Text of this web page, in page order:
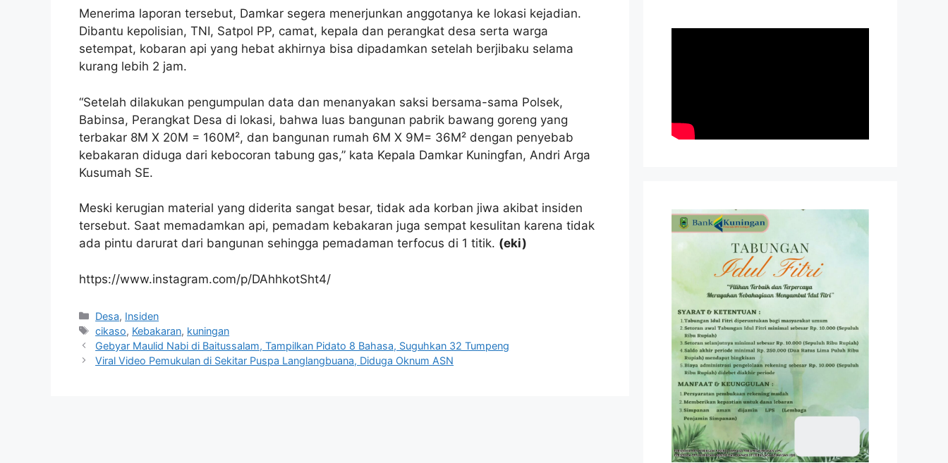
Menerima laporan tersebut, Damkar segera menerjunkan anggotanya ke lokasi kejadian.
Dibantu kepolisian, TNI, Satpol PP, camat, kepala dan perangkat desa serta warga
setempat, kobaran api yang hebat akhirnya bisa dipadamkan setelah berjibaku selama
kurang lebih 2 jam.
“Setelah dilakukan pengumpulan data dan menanyakan saksi bersama-sama Polsek,
Babinsa, Perangkat Desa di lokasi, bahwa luas bangunan pabrik bawang goreng yang
terbakar 8M X 20M = 160M², dan bangunan rumah 6M X 9M= 36M² dengan penyebab
kebakaran diduga dari kebocoran tabung gas,” kata Kepala Damkar Kuningfan, Andri Arga
Kusumah SE.
Meski kerugian material yang diderita sangat besar, tidak ada korban jiwa akibat insiden
tersebut. Saat memadamkan api, pemadam kebakaran juga sempat kesulitan karena tidak
ada pintu darurat dari bangunan sehingga pemadaman terfocus di 1 titik. (eki)
https://www.instagram.com/p/DAhhkotSht4/
Kategori
Desa, Insiden
Tag
cikaso, Kebakaran, kuningan
Gebyar Maulid Nabi di Baitussalam, Tampilkan Pidato 8 Bahasa, Suguhkan 32 Tumpeng
Viral Video Pemukulan di Sekitar Puspa Langlangbuana, Diduga Oknum ASN